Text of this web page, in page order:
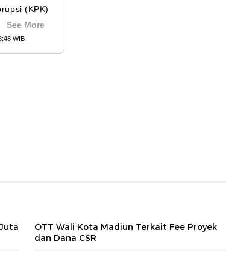
OTT Wali Kota Madiun Terkait Fee Proyek
dan Dana CSR